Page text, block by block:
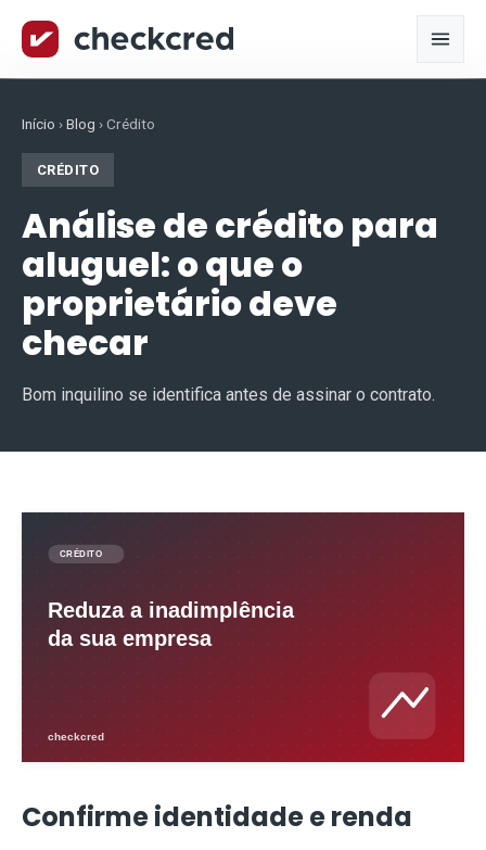
Início ›Blog ›Crédito
CRÉDITO
Análise de crédito para
aluguel: o que o
proprietário deve
checar
Bom inquilino se identifica antes de assinar o contrato.
Confirme identidade e renda